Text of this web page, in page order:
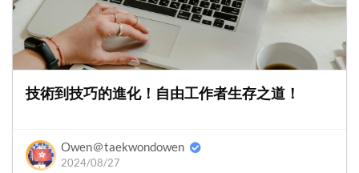
技術到技巧的進化！自由工作者生存之道！
Owen＠taekwondowen
2024/08/27